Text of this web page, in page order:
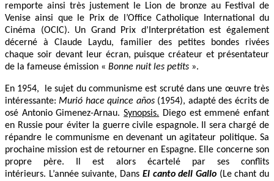
remporte ainsi très justement le Lion de bronze au Festival de
Venise ainsi que le Prix de l’Office Catholique International du
Cinéma (OCIC). Un Grand Prix d’Interprétation est également
décerné à Claude Laydu, familier des petites bondes rivées
chaque soir devant leur écran, puisque créateur et présentateur
de la fameuse émission « Bonne nuit les petits ».
En 1954, le sujet du communisme est scruté dans une œuvre très
intéressante:Murió hace quince años(1954), adapté des écrits de
osé Antonio Gimenez-Arnau.Synopsis. Diego est emmené enfant
en Russie pour éviter la guerre civile espagnole. Il sera chargé de
répandre le communisme en devenant un agitateur politique. Sa
prochaine mission est de retourner en Espagne. Elle concerne son
propre père. Il est alors écartelé par ses conflits
intérieurs. L’année suivante, Dans El canto dell Gallo(Le chant du